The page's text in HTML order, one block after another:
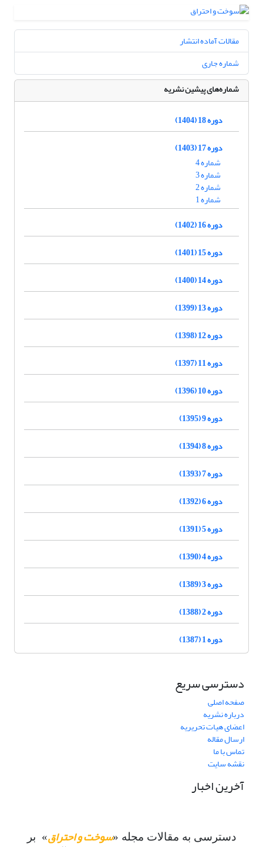
مقالات آماده انتشار
شماره جاری
شماره‌های پیشین نشریه
دوره 18 (1404)
دوره 17 (1403)
شماره 4
شماره 3
شماره 2
شماره 1
دوره 16 (1402)
دوره 15 (1401)
دوره 14 (1400)
دوره 13 (1399)
دوره 12 (1398)
دوره 11 (1397)
دوره 10 (1396)
دوره 9 (1395)
دوره 8 (1394)
دوره 7 (1393)
دوره 6 (1392)
دوره 5 (1391)
دوره 4 (1390)
دوره 3 (1389)
دوره 2 (1388)
دوره 1 (1387)
دسترسی سریع
صفحه اصلی
درباره نشریه
اعضای هیات تحریریه
ارسال مقاله
تماس با ما
نقشه سایت
آخرین اخبار
دسترسی به مقالات مجله «سوخت و احتراق» بر